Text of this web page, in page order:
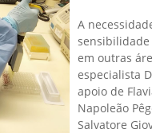
A
sensibilidade
em outras
especialista
apoio de
Napoleão
Salvatore